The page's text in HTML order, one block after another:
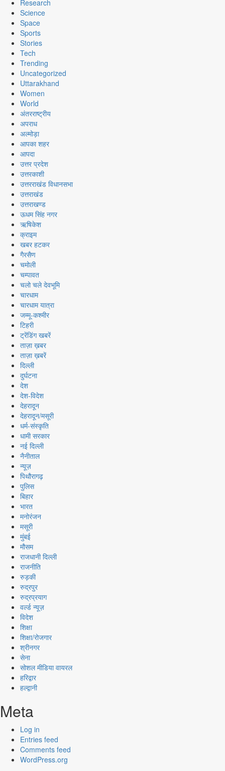
Research
Science
Space
Sports
Stories
Tech
Trending
Uncategorized
Uttarakhand
Women
World
अंतरराष्ट्रीय
अपराध
अल्मोड़ा
आपका शहर
आपदा
उत्तर प्रदेश
उत्तरकाशी
उत्तरराखंड विधानसभा
उत्तराखंड
उत्तराखण्ड
ऊधम सिंह नगर
ऋषिकेश
क्राइम
खबर हटकर
गैरसैण
चमोली
चम्पावत
चलो चले देवभूमि
चारधाम
चारधाम यात्रा
जम्मू-कश्मीर
टिहरी
ट्रेंडिंग खबरें
ताज़ा ख़बर
ताज़ा ख़बरें
दिल्ली
दुर्घटना
देश
देश-विदेश
देहरादून
देहरादून/मसूरी
धर्म-संस्कृति
धामी सरकार
नई दिल्ली
नैनीताल
न्यूज़
पिथौरागढ़
पुलिस
बिहार
भारत
मनोरंजन
मसूरी
मुंबई
मौसम
राजधानी दिल्ली
राजनीति
रुड़की
रुद्रपुर
रुद्रप्रयाग
वर्ल्ड न्यूज़
विदेश
शिक्षा
शिक्षा/रोजगार
श्रीनगर
सेना
सोशल मीडिया वायरल
हरिद्वार
हल्द्वानी
Meta
Log in
Entries feed
Comments feed
WordPress.org